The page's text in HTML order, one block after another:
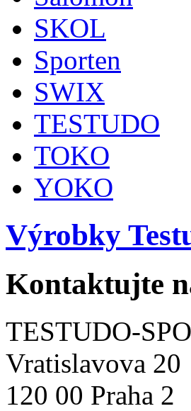
SKOL
Sporten
SWIX
TESTUDO
TOKO
YOKO
Výrobky
Kontaktujte
TESTUDO-
Vratislavova 20
120 00 Praha 2